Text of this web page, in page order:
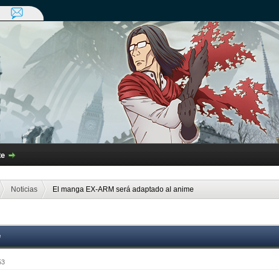
Noticias El manga EX-ARM será adaptado al anime